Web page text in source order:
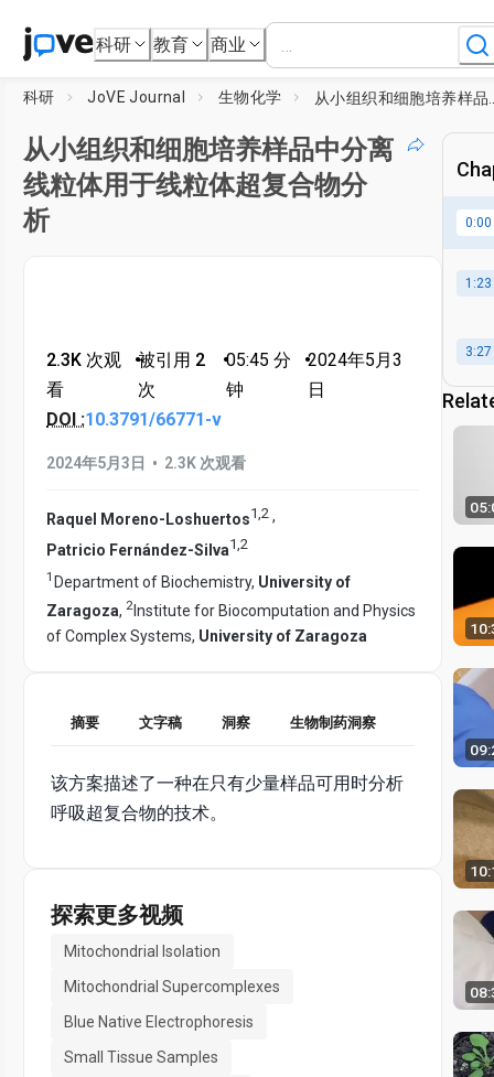
科研 教育 商业
科研 JoVE Journal 生物化学
从小组织和细胞培养样品中分离
线粒体用于线粒体超复合物分
析
2.3K 次观
看
•被引用 2
次
•05:45 分
钟
•2024年5月3
日
DOI :10.3791/66771-v
2024年5月3日 • 2.3K 次观看
Raquel Moreno-Loshuertos1,2 ,
Patricio Fernández-Silva1 2
1 Department of Biochemistry, University of
Zaragoza, 2 Institute for Biocomputation and Physics
of Complex Systems, University of Zaragoza
摘要 文字稿 洞察 生物制药洞察
该方案描述了一种在只有少量样品可用时分析
呼吸超复合物的技术。
探索更多视频
Mitochondrial Isolation
Mitochondrial Supercomplexes
Blue Native Electrophoresis
Small Tissue Samples
0:00
1:23
3:27